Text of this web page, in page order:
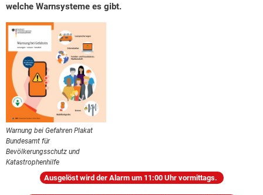
welche Warnsysteme es gibt.
Warnung bei Gefahren Plakat
Bundesamt für
Bevölkerungsschutz und
Katastrophenhilfe
Ausgelöst wird der Alarm um 11:00 Uhr vormittags.